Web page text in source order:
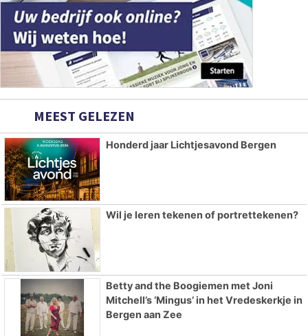
MEEST GELEZEN
Honderd jaar Lichtjesavond Bergen
Wil je leren tekenen of portrettekenen?
Betty and the Boogiemen met Joni
Mitchell’s ‘Mingus’ in het Vredeskerkje in
Bergen aan Zee